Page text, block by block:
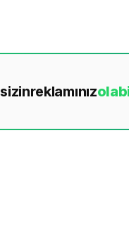
sizinreklamınızola